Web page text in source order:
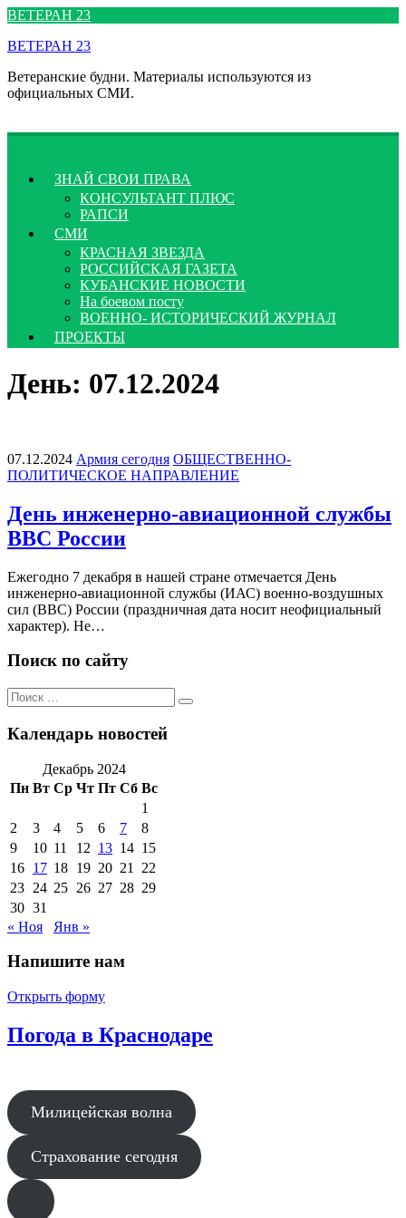
Перейти
содержимому
ВЕТЕРАН 23
ВЕТЕРАН 23
Ветеранские будни. Материалы используются из
официальных СМИ.
ЗНАЙ СВОИ ПРАВА
КОНСУЛЬТАНТ ПЛЮС
РАПСИ
СМИ
КРАСНАЯ ЗВЕЗДА
РОССИЙСКАЯ ГАЗЕТА
КУБАНСКИЕ НОВОСТИ
На боевом посту
ВОЕННО- ИСТОРИЧЕСКИЙ ЖУРНАЛ
ПРОЕКТЫ
День: 07.12.2024
07.12.2024 Армия сегодня ОБЩЕСТВЕННО-
ПОЛИТИЧЕСКОЕ НАПРАВЛЕНИЕ
День инженерно-авиационной службы
ВВС России
Ежегодно 7 декабря в нашей стране отмечается День
инженерно-авиационной службы (ИАС) военно-воздушных
сил (ВВС) России (праздничная дата носит неофициальный
характер). Не…
Поиск по сайту
Поиск
по:
Поиск
Календарь новостей
Декабрь 2024
Пн Вт Ср Чт Пт Сб Вс
1
2
3 4 5 6 7
8
9
10 11 12 13 14 15
16 17 18 19 20 21
22
23 24 25 26 27 28 29
30 31
« Ноя
Янв »
Напишите нам
Открыть форму
Погода в Краснодаре
Милицейская волна
Страхование сегодня